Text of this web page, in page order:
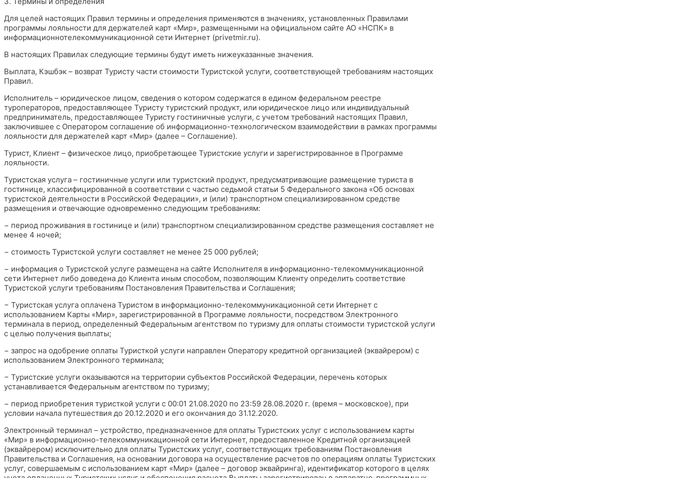
Для целей настоящих Правил термины и определения применяются в значениях, установленных Правилами
программы лояльности для держателей карт «Мир», размещенными на официальном сайте АО «НСПК» в
информационнотелекоммуникационной сети Интернет (privetmir.ru).
В настоящих Правилах следующие термины будут иметь нижеуказанные значения.
Выплата, Кэшбэк – возврат Туристу части стоимости Туристской услуги, соответствующей требованиям настоящих
Правил.
Исполнитель – юридическое лицом, сведения о котором содержатся в едином федеральном реестре
туроператоров, предоставляющее Туристу туристский продукт, или юридическое лицо или индивидуальный
предприниматель, предоставляющее Туристу гостиничные услуги, с учетом требований настоящих Правил,
заключившее с Оператором соглашение об информационно-технологическом взаимодействии в рамках программы
лояльности для держателей карт «Мир» (далее – Соглашение).
Турист, Клиент – физическое лицо, приобретающее Туристские услуги и зарегистрированное в Программе
лояльности.
Туристская услуга – гостиничные услуги или туристский продукт, предусматривающие размещение туриста в
гостинице, классифицированной в соответствии с частью седьмой статьи 5 Федерального закона «Об основах
туристской деятельности в Российской Федерации», и (или) транспортном специализированном средстве
размещения и отвечающие одновременно следующим требованиям:
− период проживания в гостинице и (или) транспортном специализированном средстве размещения составляет не
менее 4 ночей;
− стоимость Туристской услуги составляет не менее 25 000 рублей;
− информация о Туристской услуге размещена на сайте Исполнителя в информационно-телекоммуникационной
сети Интернет либо доведена до Клиента иным способом, позволяющим Клиенту определить соответствие
Туристской услуги требованиям Постановления Правительства и Соглашения;
− Туристская услуга оплачена Туристом в информационно-телекоммуникационной сети Интернет с
использованием Карты «Мир», зарегистрированной в Программе лояльности, посредством Электронного
терминала в период, определенный Федеральным агентством по туризму для оплаты стоимости туристской услуги
с целью получения выплаты;
− запрос на одобрение оплаты Туристкой услуги направлен Оператору кредитной организацией (эквайрером) с
использованием Электронного терминала;
− Туристские услуги оказываются на территории субъектов Российской Федерации, перечень которых
устанавливается Федеральным агентством по туризму;
− период приобретения туристкой услуги с 00:01 21.08.2020 по 23:59 28.08.2020 г. (время – московское), при
условии начала путешествия до 20.12.2020 и его окончания до 31.12.2020.
Электронный терминал – устройство, предназначенное для оплаты Туристских услуг с использованием карты
«Мир» в информационно-телекоммуникационной сети Интернет, предоставленное Кредитной организацией
(эквайрером) исключительно для оплаты Туристских услуг, соответствующих требованиям Постановления
Правительства и Соглашения, на основании договора на осуществление расчетов по операциям оплаты Туристских
услуг, совершаемым с использованием карт «Мир» (далее – договор эквайринга), идентификатор которого в целях